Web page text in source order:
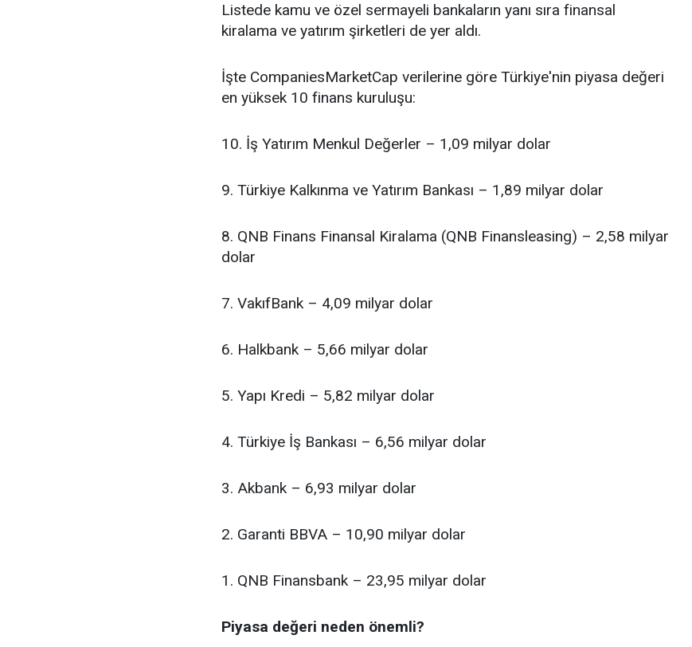
Listede kamu ve özel sermayeli bankaların yanı sıra finansal
kiralama ve yatırım şirketleri de yer aldı.
İşte CompaniesMarketCap verilerine göre Türkiye'nin piyasa değeri
en yüksek 10 finans kuruluşu:
10. İş Yatırım Menkul Değerler – 1,09 milyar dolar
9. Türkiye Kalkınma ve Yatırım Bankası – 1,89 milyar dolar
8. QNB Finans Finansal Kiralama (QNB Finansleasing) – 2,58 milyar
dolar
7. VakıfBank – 4,09 milyar dolar
6. Halkbank – 5,66 milyar dolar
5. Yapı Kredi – 5,82 milyar dolar
4. Türkiye İş Bankası – 6,56 milyar dolar
3. Akbank – 6,93 milyar dolar
2. Garanti BBVA – 10,90 milyar dolar
1. QNB Finansbank – 23,95 milyar dolar
Piyasa değeri neden önemli?